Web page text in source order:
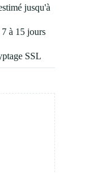
jusqu'à
à 15 jours
SSL